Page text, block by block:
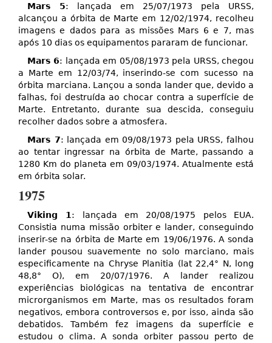
Mars 5: lançada em 25/07/1973 pela URSS,
alcançou a órbita de Marte em 12/02/1974, recolheu
imagens e dados para as missões Mars 6 e 7, mas
após 10 dias os equipamentos pararam de funcionar.
Mars 6: lançada em 05/08/1973 pela URSS, chegou
a Marte em 12/03/74, inserindo-se com sucesso na
órbita marciana. Lançou a sonda lander que, devido a
falhas, foi destruída ao chocar contra a superfície de
Marte. Entretanto, durante sua descida, conseguiu
recolher dados sobre a atmosfera.
Mars 7: lançada em 09/08/1973 pela URSS, falhou
ao tentar ingressar na órbita de Marte, passando a
1280 Km do planeta em 09/03/1974. Atualmente está
em órbita solar.
1975
Viking 1: lançada em 20/08/1975 pelos EUA.
Consistia numa missão orbiter e lander, conseguindo
inserir-se na órbita de Marte em 19/06/1976. A sonda
lander pousou suavemente no solo marciano, mais
especificamente na Chryse Planitia (lat 22,4° N, long
48,8° O), em 20/07/1976. A lander realizou
experiências biológicas na tentativa de encontrar
microrganismos em Marte, mas os resultados foram
negativos, embora controversos e, por isso, ainda são
debatidos. Também fez imagens da superfície e
estudou o clima. A sonda orbiter passou perto de